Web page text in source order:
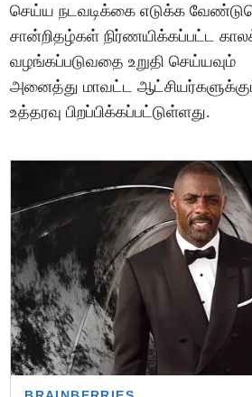
செய்ய நடவடிக்கை எடுக்க
சான்றிதழ்கள் நிர்ணயிக்கப்பட்ட
வழங்கப்படுவதை உறுதி செய்யவும்
அனைத்து மாவட்ட ஆட்சியர்களுக்கும்
உத்தரவு பிறப்பிக்கப்பட்டுள்ளது.